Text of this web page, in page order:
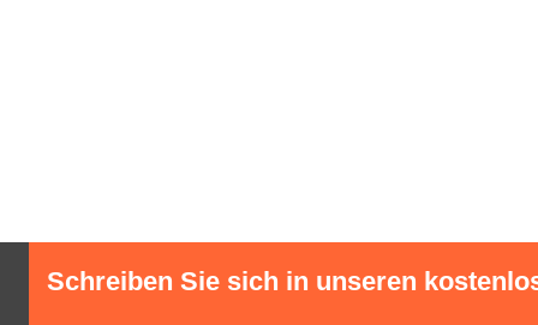
Schreiben Sie sich in unseren